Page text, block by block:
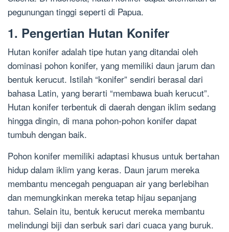
pegunungan tinggi seperti di Papua.
1. Pengertian Hutan Konifer
Hutan konifer adalah tipe hutan yang ditandai oleh
dominasi pohon konifer, yang memiliki daun jarum dan
bentuk kerucut. Istilah “konifer” sendiri berasal dari
bahasa Latin, yang berarti “membawa buah kerucut”.
Hutan konifer terbentuk di daerah dengan iklim sedang
hingga dingin, di mana pohon-pohon konifer dapat
tumbuh dengan baik.
Pohon konifer memiliki adaptasi khusus untuk bertahan
hidup dalam iklim yang keras. Daun jarum mereka
membantu mencegah penguapan air yang berlebihan
dan memungkinkan mereka tetap hijau sepanjang
tahun. Selain itu, bentuk kerucut mereka membantu
melindungi biji dan serbuk sari dari cuaca yang buruk.